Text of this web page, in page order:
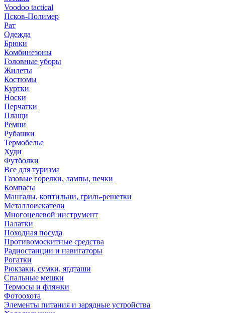
Voodoo tactical
Псков-Полимер
Рат
Одежда
Брюки
Комбинезоны
Головные уборы
Жилеты
Костюмы
Куртки
Носки
Перчатки
Плащи
Ремни
Рубашки
Термобелье
Худи
Футболки
Все для туризма
Газовые горелки, лампы, печки
Компасы
Мангалы, коптильни, гриль-решетки
Металлоискатели
Многоцелевой инструмент
Палатки
Походная посуда
Противомоскитные средства
Радиостанции и навигаторы
Рогатки
Рюкзаки, сумки, ягдташи
Спальные мешки
Термосы и фляжки
Фотоохота
Элементы питания и зарядные устройства